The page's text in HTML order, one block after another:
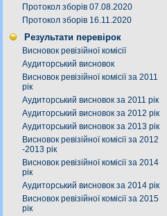
Протокол зборів 07.08.2020
Протокол зборів 16.11.2020
Результати перевірок
Висновок ревізійної комісії
Аудиторський висновок
Висновок ревізійної комісії за 2011
рік
Аудиторський висновок за 2011 рік
Аудиторський висновок за 2012 рік
Аудиторський висновок за 2013 рік
Висновок ревізійної комісії за 2012
-2013 рік
Висновок ревізійної комісії за 2014
рік
Аудиторський висновок за 2014 рік
Висновок ревізійної комісії за 2015
рік